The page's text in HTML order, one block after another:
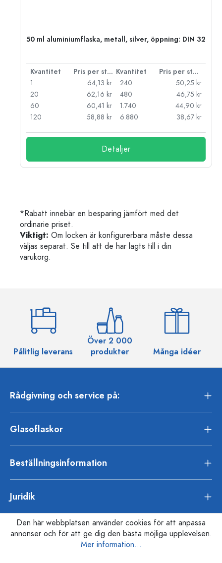
50 ml aluminiumflaska, metall, silver, öppning: DIN 32
Kvantitet Pris per styck Kvantitet
Pris per styck
1
64,13 kr
20
62,16 kr
60
60,41 kr
120
58,88 kr
240
50,25 kr
480
46,75 kr
1.740
44,90 kr
6.880
38,67 kr
Detaljer
*Rabatt innebär en besparing jämfört med det
ordinarie priset.
Viktigt: Om locken är konfigurerbara måste dessa
väljas separat. Se till att de har lagts till i din
varukorg.
Pålitlig leverans
Över 2 000
produkter
Många idéer
Rådgivning och service på:
Glasoflaskor
Beställningsinformation
Juridik
Den här webbplatsen använder cookies för att anpassa
annonser och för att ge dig den bästa möjliga upplevelsen.
Mer information...